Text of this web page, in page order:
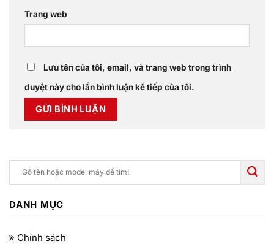
Trang web
Lưu tên của tôi, email, và trang web trong trình
duyệt này cho lần bình luận kế tiếp của tôi.
DANH MỤC
Chính sách